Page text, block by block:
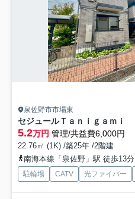
泉佐野市市場東
セジュールＴａｎｉｇａｍｉ
5.2万円 管理/共益費6,000円
22.76㎡ (1K) /築25年 /2階建
南海本線「泉佐野」駅 徒歩13分
駐輪場 CATV 光ファイバー